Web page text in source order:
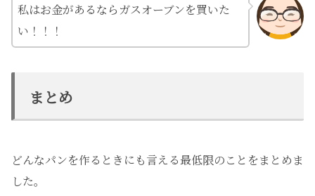
私はお金があるならガスオーブンを買いた
い！！！
まとめ
どんなパンを作るときにも言える最低限のことをまとめま
した。